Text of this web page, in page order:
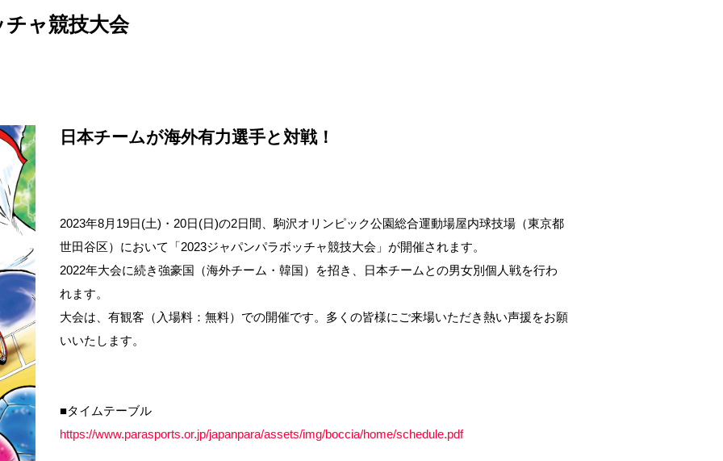
ャ競技大会
日本チームが海外有力選手と対戦！
2023年8月19日(土)・20日(日)の2日間、駒沢オリンピック公園総合運動場屋内球技場（東京都
世田谷区）において「2023ジャパンパラボッチャ競技大会」が開催されます。
2022年大会に続き強豪国（海外チーム・韓国）を招き、日本チームとの男女別個人戦を行わ
れます。
大会は、有観客（入場料：無料）での開催です。多くの皆様にご来場いただき熱い声援をお願
いいたします。
■タイムテーブル
https://www.parasports.or.jp/japanpara/assets/img/boccia/home/schedule.pdf